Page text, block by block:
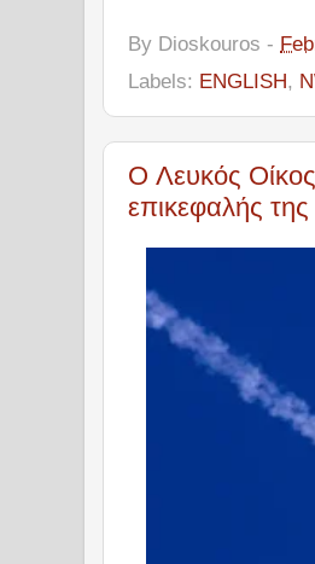
By Dioskouros -
Labels: ENGLISH,
O Λευκός
επικεφαλής